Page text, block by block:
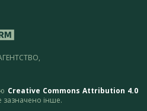
Creative Commons Attribution 4.0
зазначено інше.